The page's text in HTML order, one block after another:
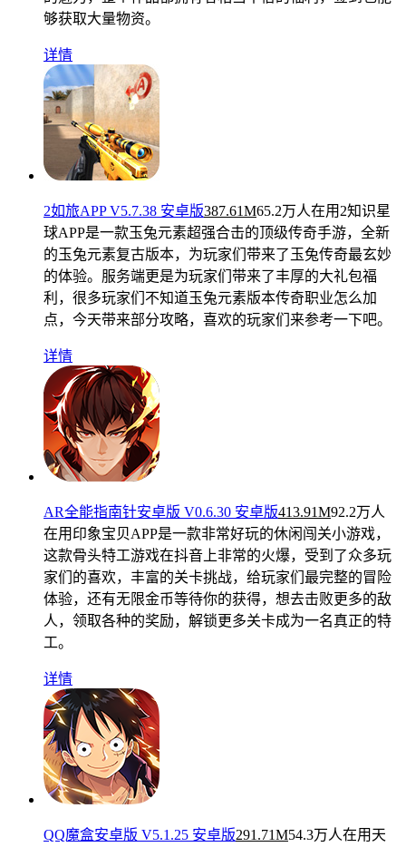
够获取大量物资。
详情
2如旅APP V5.7.38 安卓版387.61M65.2万人在用 2知识星
球APP是一款玉兔元素超强合击的顶级传奇手游，全新
的玉兔元素复古版本，为玩家们带来了玉兔传奇最玄妙
的体验。服务端更是为玩家们带来了丰厚的大礼包福
利，很多玩家们不知道玉兔元素版本传奇职业怎么加
点，今天带来部分攻略，喜欢的玩家们来参考一下吧。
详情
AR全能指南针安卓版 V0.6.30 安卓版413.91M92.2万人
在用 印象宝贝APP是一款非常好玩的休闲闯关小游戏，
这款骨头特工游戏在抖音上非常的火爆，受到了众多玩
家们的喜欢，丰富的关卡挑战，给玩家们最完整的冒险
体验，还有无限金币等待你的获得，想去击败更多的敌
人，领取各种的奖励，解锁更多关卡成为一名真正的特
工。
详情
QQ魔盒安卓版 V5.1.25 安卓版291.71M54.3万人在用 天